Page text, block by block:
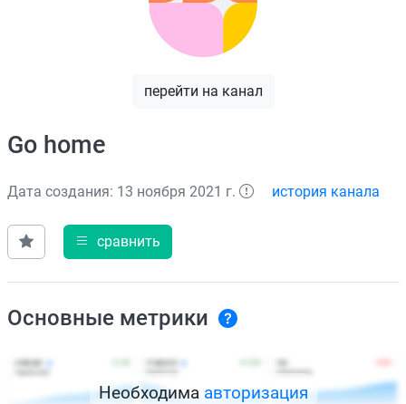
перейти на канал
Go home
Дата создания: 13 ноября 2021 г. история канала
сравнить
Основные метрики
Необходима авторизация